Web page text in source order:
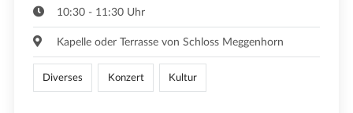
10:30 - 11:30 Uhr
Kapelle oder Terrasse von Schloss Meggenhorn
Diverses Konzert Kultur